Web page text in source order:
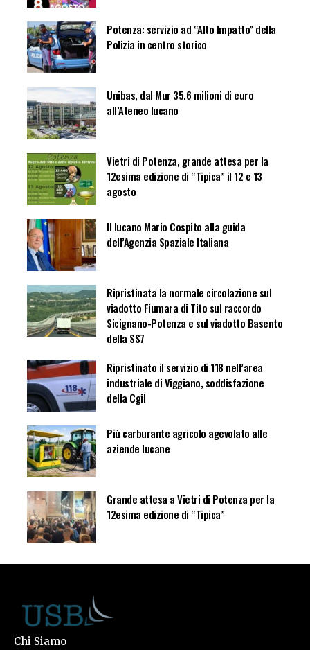
Potenza: servizio ad “Alto Impatto” della
Polizia in centro storico
Unibas, dal Mur 35.6 milioni di euro
all’Ateneo lucano
Vietri di Potenza, grande attesa per la
12esima edizione di “Tipica” il 12 e 13
agosto
Il lucano Mario Cospito alla guida
dell’Agenzia Spaziale Italiana
Ripristinata la normale circolazione sul
viadotto Fiumara di Tito sul raccordo
Sicignano-Potenza e sul viadotto Basento
della SS7
Ripristinato il servizio di 118 nell’area
industriale di Viggiano, soddisfazione
della Cgil
Più carburante agricolo agevolato alle
aziende lucane
Grande attesa a Vietri di Potenza per la
12esima edizione di “Tipica”
Chi Siamo